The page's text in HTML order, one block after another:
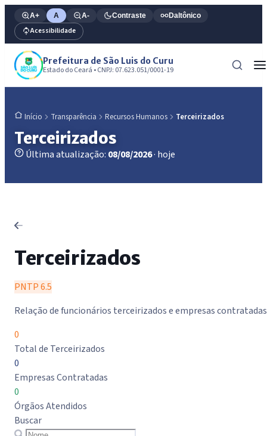
A+ A A- Contraste Daltônico
Acessibilidade
Prefeitura de São Luis do Curu
Estado do Ceará • CNPJ: 07.623.051/0001-19
Início Transparência Recursos Humanos Terceirizados
Terceirizados
Última atualização: 08/08/2026· hoje
Terceirizados
PNTP 6.5
Relação de funcionários terceirizados e empresas contratadas
0
Total de Terceirizados
0
Empresas Contratadas
0
Órgãos Atendidos
Buscar